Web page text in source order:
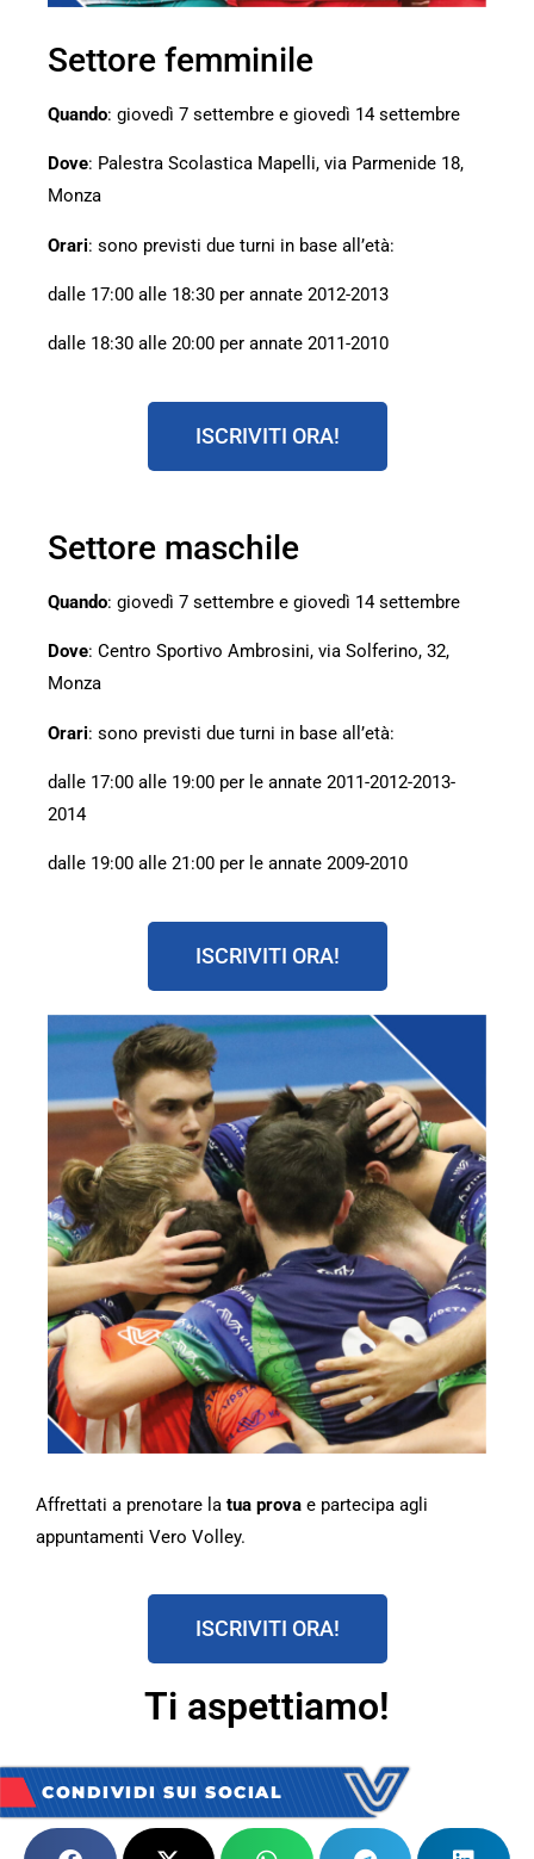
Settore femminile
Quando: giovedì 7 settembre e giovedì 14 settembre
Dove: Palestra Scolastica Mapelli, via Parmenide 18,
Monza
Orari: sono previsti due turni in base all’età:
dalle 17:00 alle 18:30 per annate 2012-2013
dalle 18:30 alle 20:00 per annate 2011-2010
ISCRIVITI ORA!
Settore maschile
Quando: giovedì 7 settembre e giovedì 14 settembre
Dove: Centro Sportivo Ambrosini, via Solferino, 32,
Monza
Orari: sono previsti due turni in base all’età:
dalle 17:00 alle 19:00 per le annate 2011-2012-2013-
2014
dalle 19:00 alle 21:00 per le annate 2009-2010
ISCRIVITI ORA!
Affrettati a prenotare la tua prova e partecipa agli
appuntamenti Vero Volley.
ISCRIVITI ORA!
Ti aspettiamo!
CONDIVIDI SUI SOCIAL